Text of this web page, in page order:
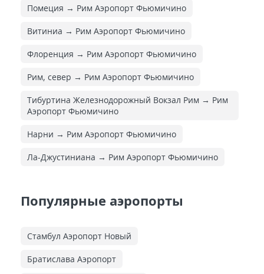
Помеция → Рим Аэропорт Фьюмичино
Витиниа → Рим Аэропорт Фьюмичино
Флоренция → Рим Аэропорт Фьюмичино
Рим, север → Рим Аэропорт Фьюмичино
Тибуртина Железнодорожный Вокзал Рим → Рим
Аэропорт Фьюмичино
Нарни → Рим Аэропорт Фьюмичино
Ла-Джустиниана → Рим Аэропорт Фьюмичино
Популярные аэропорты
Стамбул Аэропорт Новый
Братислава Аэропорт